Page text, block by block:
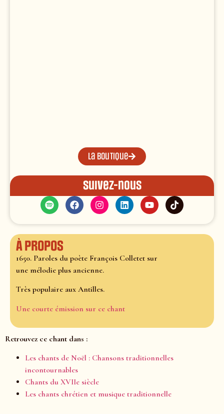
La boutique
Suivez-nous
À propos
1650. Paroles du poète François Colletet sur
une mélodie plus ancienne.
Très populaire aux Antilles.
Une courte émission sur ce chant
Retrouvez ce chant dans :
Les chants de Noël : Chansons traditionnelles
incontournables
Chants du XVIIe siècle
Les chants chrétien et musique traditionnelle